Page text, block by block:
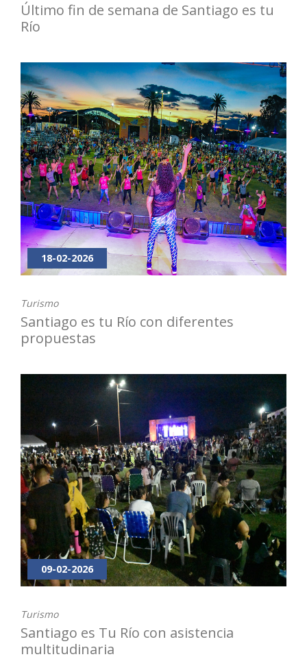
Último fin de semana de Santiago es tu
Río
18-02-2026
Turismo
Santiago es tu Río con diferentes
propuestas
09-02-2026
Turismo
Santiago es Tu Río con asistencia
multitudinaria